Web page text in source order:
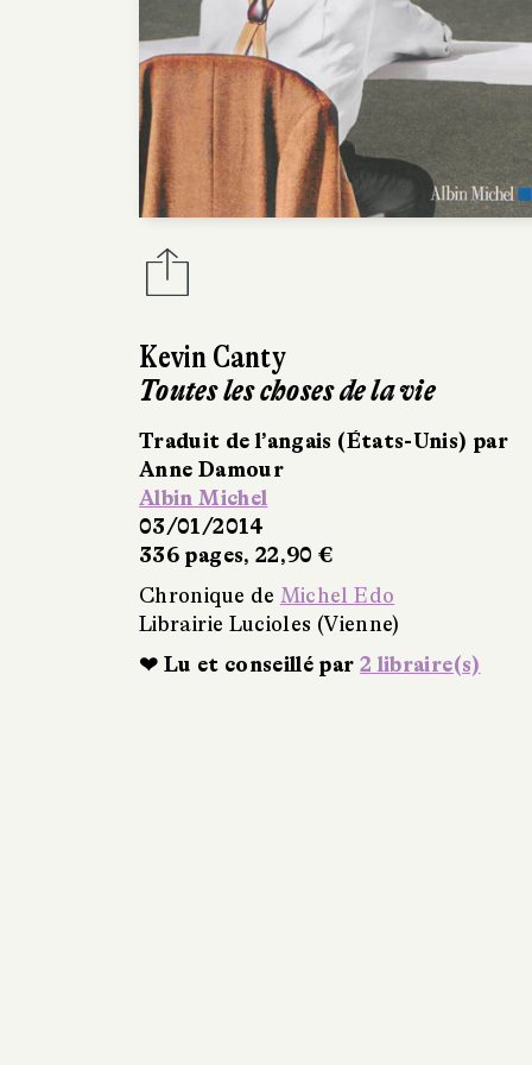
Kevin Canty
Toutes les choses de la vie
Traduit de l’angais (États-Unis) par
Anne Damour
Albin Michel
03/01/2014
336 pages, 22,90 €
Chronique de Michel Edo
Librairie Lucioles (Vienne)
❤ Lu et conseillé par 2 libraire(s)